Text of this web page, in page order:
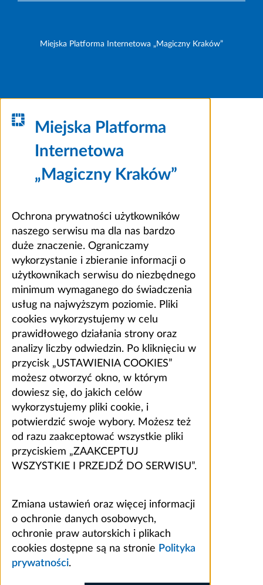
Miejska Platforma Internetowa „Magiczny Kraków”
Miejska Platforma
Internetowa
„Magiczny Kraków”
Ochrona prywatności użytkowników
naszego serwisu ma dla nas bardzo
duże znaczenie. Ograniczamy
wykorzystanie i zbieranie informacji o
użytkownikach serwisu do niezbędnego
minimum wymaganego do świadczenia
usług na najwyższym poziomie. Pliki
cookies wykorzystujemy w celu
prawidłowego działania strony oraz
analizy liczby odwiedzin. Po kliknięciu w
przycisk „USTAWIENIA COOKIES”
możesz otworzyć okno, w którym
dowiesz się, do jakich celów
wykorzystujemy pliki cookie, i
potwierdzić swoje wybory. Możesz też
od razu zaakceptować wszystkie pliki
przyciskiem „ZAAKCEPTUJ
WSZYSTKIE I PRZEJDŹ DO SERWISU”.
Zmiana ustawień oraz więcej informacji
o ochronie danych osobowych,
ochronie praw autorskich i plikach
cookies dostępne są na stronie Polityka
prywatności.